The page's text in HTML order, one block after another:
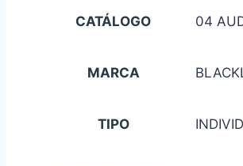
CATÁLOGO 04
MARCA
TIPO